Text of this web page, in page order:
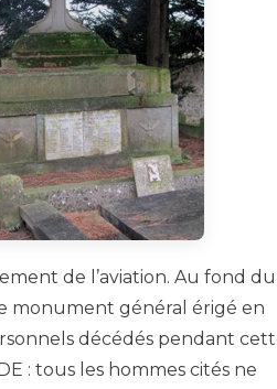
de l’aviation. Au fond du
monument général érigé en
décédés pendant
: tous les hommes cités ne